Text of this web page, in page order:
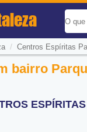
/ Centros Espíritas
bairro